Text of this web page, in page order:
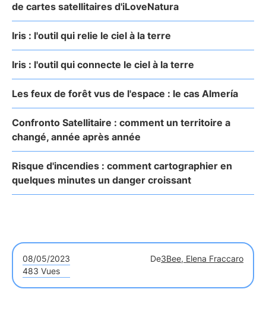
de cartes satellitaires d'iLoveNatura
Iris : l'outil qui relie le ciel à la terre
Iris : l'outil qui connecte le ciel à la terre
Les feux de forêt vus de l'espace : le cas Almería
Confronto Satellitaire : comment un territoire a
changé, année après année
Risque d'incendies : comment cartographier en
quelques minutes un danger croissant
08/05/2023 De3Bee, Elena Fraccaro
483 Vues